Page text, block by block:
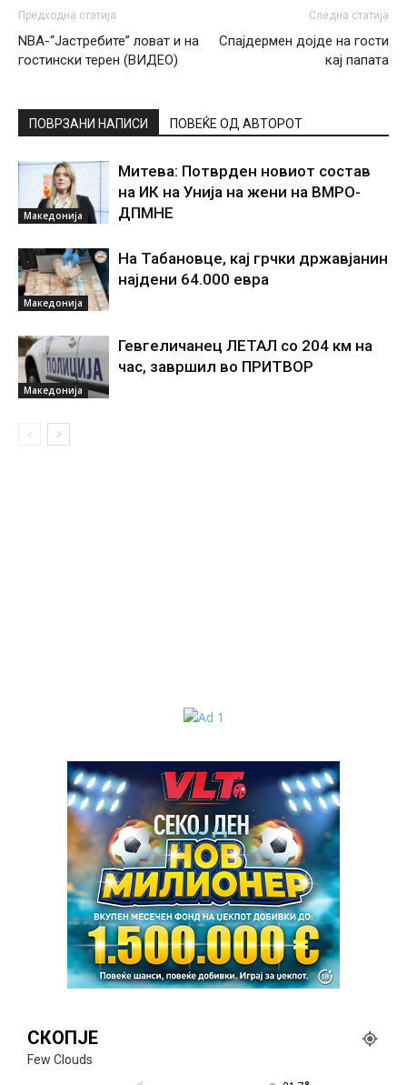
Предходна статија
NBA-“Јастребите” ловат и на
гостински терен (ВИДЕО)
Следна статија
Спајдермен дојде на гости
кај папата
ПОВРЗАНИ НАПИСИ ПОВЕЌЕ ОД АВТОРОТ
Македонија
Митева: Потврден новиот состав
на ИК на Унија на жени на ВМРО-
ДПМНЕ
Македонија
На Табановце, кај грчки државјанин
најдени 64.000 евра
Македонија
Гевгеличанец ЛЕТАЛ со 204 км на
час, завршил во ПРИТВОР